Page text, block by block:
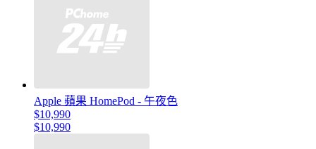
Apple 蘋果 HomePod - 午夜色
$10,990
$10,990